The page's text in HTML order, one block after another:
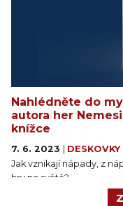
Nahlédněte do
autora her
knížce
7. 6. 2023 DESKOVKY
Jak vznikají nápady, z
hry na světě?